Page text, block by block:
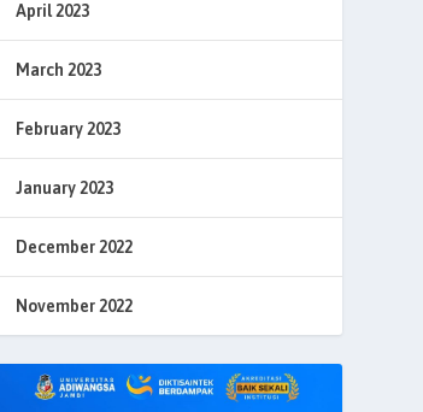
April 2023
March 2023
February 2023
January 2023
December 2022
November 2022